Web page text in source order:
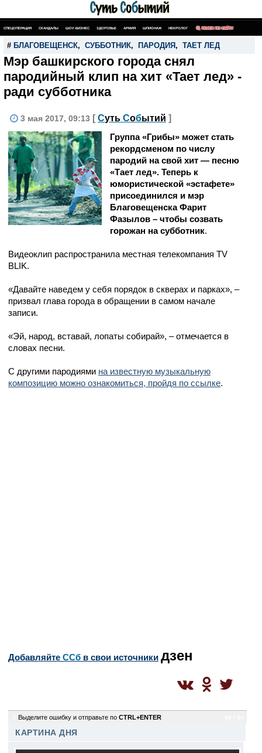
СПЕЦОПЕРАЦИЯ СКАНДАЛЫ ШОУ-БИЗНЕС ЗДОРОВЬЕ АРМИЯ ШПИОНАЖ НЕКРОЛОГ ПОИСК ПО САЙТУ
# БЛАГОВЕЩЕНСК, СУББОТНИК, ПАРОДИЯ , ТАЕТ ЛЕД
Мэр башкирского города снял
пародийный клип на хит «Тает лед» -
ради субботника
3 мая 2017, 09:13 [ Суть Событий ]
Группа «Грибы» может стать
рекордсменом по числу
пародий на свой хит — песню
«Тает лед». Теперь к
юмористической «эстафете»
присоединился и мэр
Благовещенска Фарит
Фазылов – чтобы созвать
горожан на субботник.
Видеоклип распространила местная телекомпания TV
BLIK.
«Давайте наведем у себя порядок в скверах и парках», –
призвал глава города в обращении в самом начале
записи.
«Эй, народ, вставай, лопаты собирай», – отмечается в
словах песни.
С другими пародиями на известную музыкальную
композицию можно ознакомиться, пройдя по ссылке.
Добавляйте CСб в свои источники дзен
Выделите ошибку и отправьте по CTRL+ENTER
КАРТИНА ДНЯ